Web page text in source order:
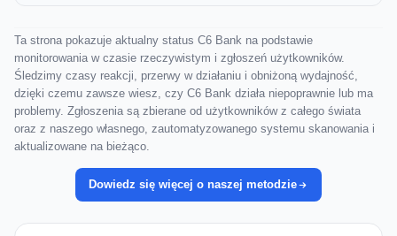
Ta strona pokazuje aktualny status C6 Bank na podstawie
monitorowania w czasie rzeczywistym i zgłoszeń użytkowników.
Śledzimy czasy reakcji, przerwy w działaniu i obniżoną wydajność,
dzięki czemu zawsze wiesz, czy C6 Bank działa niepoprawnie lub ma
problemy. Zgłoszenia są zbierane od użytkowników z całego świata
oraz z naszego własnego, zautomatyzowanego systemu skanowania i
aktualizowane na bieżąco.
Dowiedz się więcej o naszej metodzie